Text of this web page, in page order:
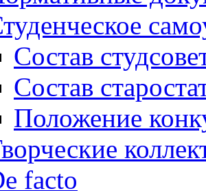
Состав
Состав
Положение
facto